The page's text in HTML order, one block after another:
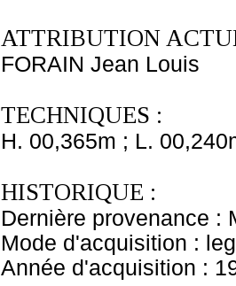
ATTRIBUTION
FORAIN Jean Louis
TECHNIQUES :
H. 00,365m ; L.
HISTORIQUE :
Dernière provenance :
Mode d'acquisition :
Année d'acquisition :